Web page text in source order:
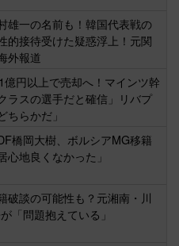
雄一の名前も！韓国代表戦の
的接待受けた疑惑浮上！元関
外報道
円以上で売却へ！マインツ幹
ラスの選手だと確信」リバプ
ちらかだ」
橋岡大樹、ボルシアMG移籍
心地良くなかった」
破談の可能性も？元湘南・川
「問題抱えている」